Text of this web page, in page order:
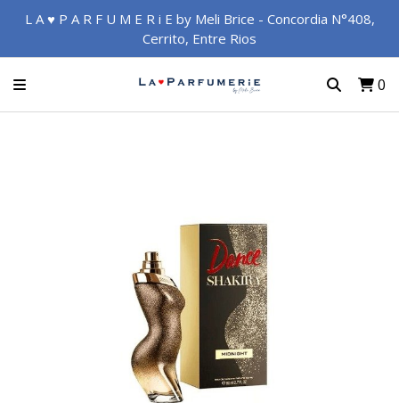
L A ♥ P A R F U M E R i E by Meli Brice - Concordia N°408,
Cerrito, Entre Rios
0